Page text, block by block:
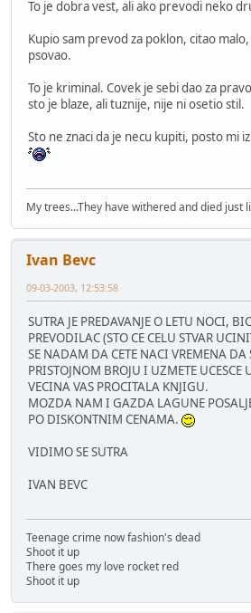
To je dobra vest, ali ako prevodi neko
Kupio sam prevod za poklon, citao
psovao.
To je kriminal. Covek je sebi dao za
sto je blaze, ali tuznije, nije ni osetio stil.
Sto ne znaci da je necu kupiti, posto mi
My trees...They have withered and died just
Ivan Bevc
09-03-2003, 12:53:58
SUTRA JE PREDAVANJE O LETU NOCI,
PREVODILAC (STO CE CELU STVAR
SE NADAM DA CETE NACI VREMENA DA
PRISTOJNOM BROJU I UZMETE UCESCE
VECINA VAS PROCITALA KNJIGU.
MOZDA NAM I GAZDA LAGUNE
PO DISKONTNIM CENAMA.
VIDIMO SE SUTRA
IVAN BEVC
Teenage crime now fashion's dead
Shoot it up
There goes my love rocket red
Shoot it up